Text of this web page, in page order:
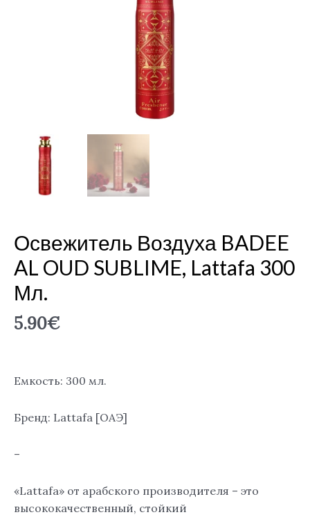
Освежитель Воздуха BADEE
AL OUD SUBLIME, Lattafa 300
Мл.
5.90€
Емкость: 300 мл.
Бренд: Lattafa [ОАЭ]
–
«Lattafa» от арабского производителя – это
высококачественный, стойкий